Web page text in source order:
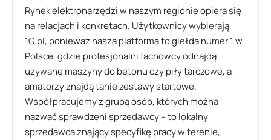
Rynek elektronarzędzi w naszym regionie opiera się
na relacjach i konkretach. Użytkownicy wybierają
1G.pl, ponieważ nasza platforma to giełda numer 1 w
Polsce, gdzie profesjonalni fachowcy odnajdą
używane maszyny do betonu czy piły tarczowe, a
amatorzy znajdą tanie zestawy startowe.
Współpracujemy z grupą osób, których można
nazwać sprawdzeni sprzedawcy – to lokalny
sprzedawca znający specyfikę pracy w terenie,